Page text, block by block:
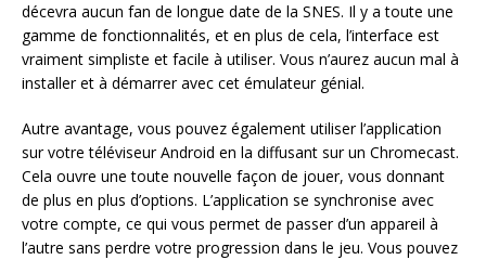
décevra aucun fan de longue date de la SNES. Il y a toute une
gamme de fonctionnalités, et en plus de cela, l’interface est
vraiment simpliste et facile à utiliser. Vous n’aurez aucun mal à
installer et à démarrer avec cet émulateur génial.
Autre avantage, vous pouvez également utiliser l’application
sur votre téléviseur Android en la diffusant sur un Chromecast.
Cela ouvre une toute nouvelle façon de jouer, vous donnant
de plus en plus d’options. L’application se synchronise avec
votre compte, ce qui vous permet de passer d’un appareil à
l’autre sans perdre votre progression dans le jeu. Vous pouvez